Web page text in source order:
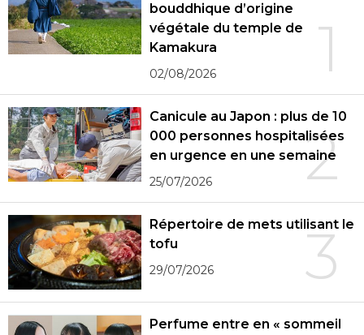
1
bouddhique d’origine
végétale du temple de
Kamakura
02/08/2026
2
Canicule au Japon : plus de 10
000 personnes hospitalisées
en urgence en une semaine
25/07/2026
3
Répertoire de mets utilisant le
tofu
29/07/2026
Perfume entre en « sommeil